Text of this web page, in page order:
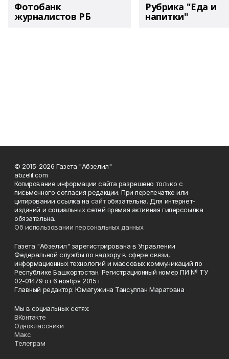
Фотобанк
журналистов РБ
Рубрика "Еда и
напитки"
© 2015-2026 Газета "Абзелил"
abzelil.com
Копирование информации сайта разрешено только с
письменного согласия редакции. При перепечатке или
цитировании ссылка на сайтобязательна. Для интернет-
изданий и социальных сетей прямая активная гиперссылка
обязательна.
Об использовании персональных данных
Газета "Абзелил" зарегистрирована в Управлении
Федеральной службы по надзору в сфере связи,
информационных технологий и массовых коммуникаций по
Республике Башкортостан. Регистрационный номер ПИ № ТУ
02-01479 от 6 ноября 2015 г.
Главный редактор: Юмагужина Тансулпан Маратовна
Мы в социальных сетях:
ВКонтакте
Одноклассники
Макс
Телеграм